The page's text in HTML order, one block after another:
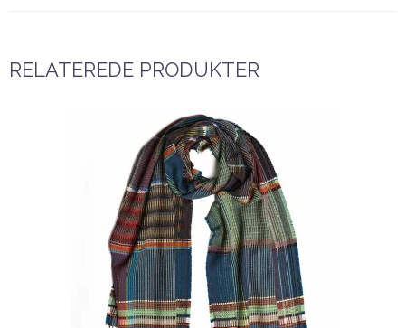
RELATEREDE PRODUKTER